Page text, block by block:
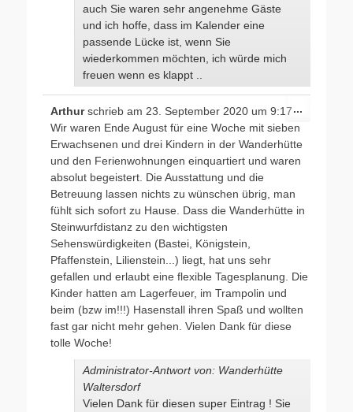
auch Sie waren sehr angenehme Gäste
und ich hoffe, dass im Kalender eine
passende Lücke ist, wenn Sie
wiederkommen möchten, ich würde mich
freuen wenn es klappt ..
Arthurschrieb am 23. September 2020 um 9:17
Wir waren Ende August für eine Woche mit sieben
Erwachsenen und drei Kindern in der Wanderhütte
und den Ferienwohnungen einquartiert und waren
absolut begeistert. Die Ausstattung und die
Betreuung lassen nichts zu wünschen übrig, man
fühlt sich sofort zu Hause. Dass die Wanderhütte in
Steinwurfdistanz zu den wichtigsten
Sehenswürdigkeiten (Bastei, Königstein,
Pfaffenstein, Lilienstein...) liegt, hat uns sehr
gefallen und erlaubt eine flexible Tagesplanung. Die
Kinder hatten am Lagerfeuer, im Trampolin und
beim (bzw im!!!) Hasenstall ihren Spaß und wollten
fast gar nicht mehr gehen. Vielen Dank für diese
tolle Woche!
Administrator-Antwort von: Wanderhütte
Waltersdorf
Vielen Dank für diesen super Eintrag ! Sie
...